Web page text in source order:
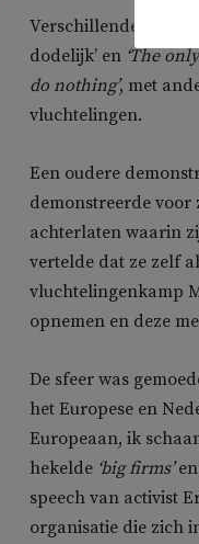
Verschillende
dodelijk’ en ‘The
do nothing’, met
vluchtelingen.
Een oudere
demonstreerde
achterlaten waarin
vertelde dat ze zelf
vluchtelingenkamp
opnemen en deze
De sfeer was
het Europese en
Europeaan, ik
hekelde ‘big firms’en
speech van activist
organisatie die zich